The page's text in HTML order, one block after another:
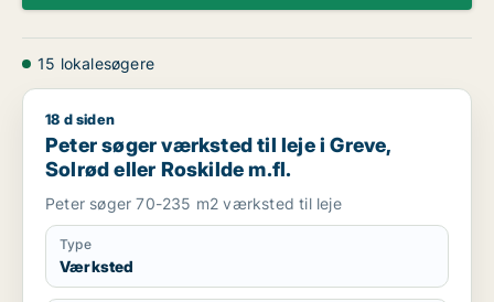
15 lokalesøgere
Peter søger værksted til leje i Greve, Solrød eller Roskilde
18 d siden
Peter søger værksted til leje i Greve,
Solrød eller Roskilde m.fl.
Peter søger 70-235 m2 værksted til leje
Type
Værksted